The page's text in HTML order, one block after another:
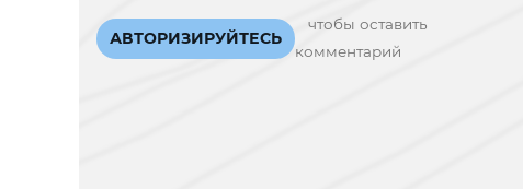
АВТОРИЗИРУЙТЕСЬ
чтобы оставить
комментарий